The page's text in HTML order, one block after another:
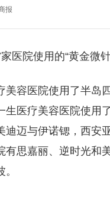
报
医院使用的“黄金微针
美容医院使用了半岛
生医疗美容医院使用
迪迈与伊诺锶，西安
有思嘉丽、逆时光和